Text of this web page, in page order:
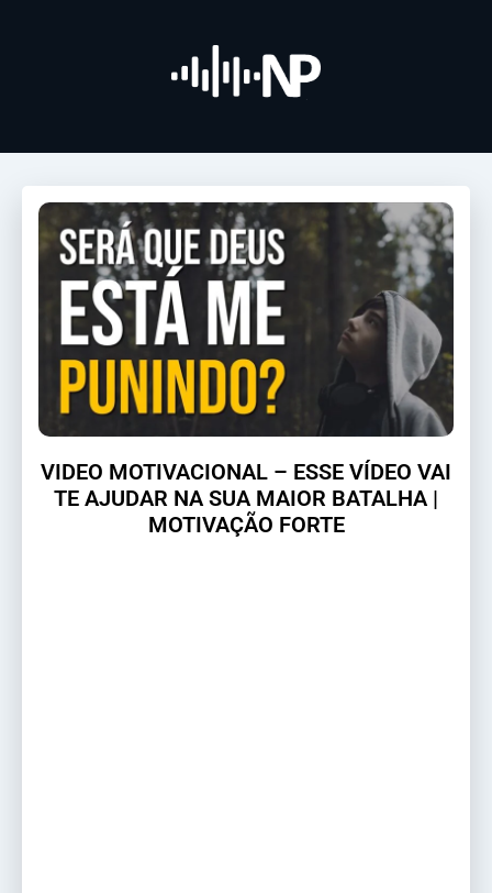
VIDEO MOTIVACIONAL – ESSE VÍDEO VAI
TE AJUDAR NA SUA MAIOR BATALHA |
MOTIVAÇÃO FORTE